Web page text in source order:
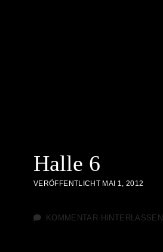
Halle 6
VERÖFFENTLICHT MAI 1, 2012
KOMMENTAR HINTERLASSEN